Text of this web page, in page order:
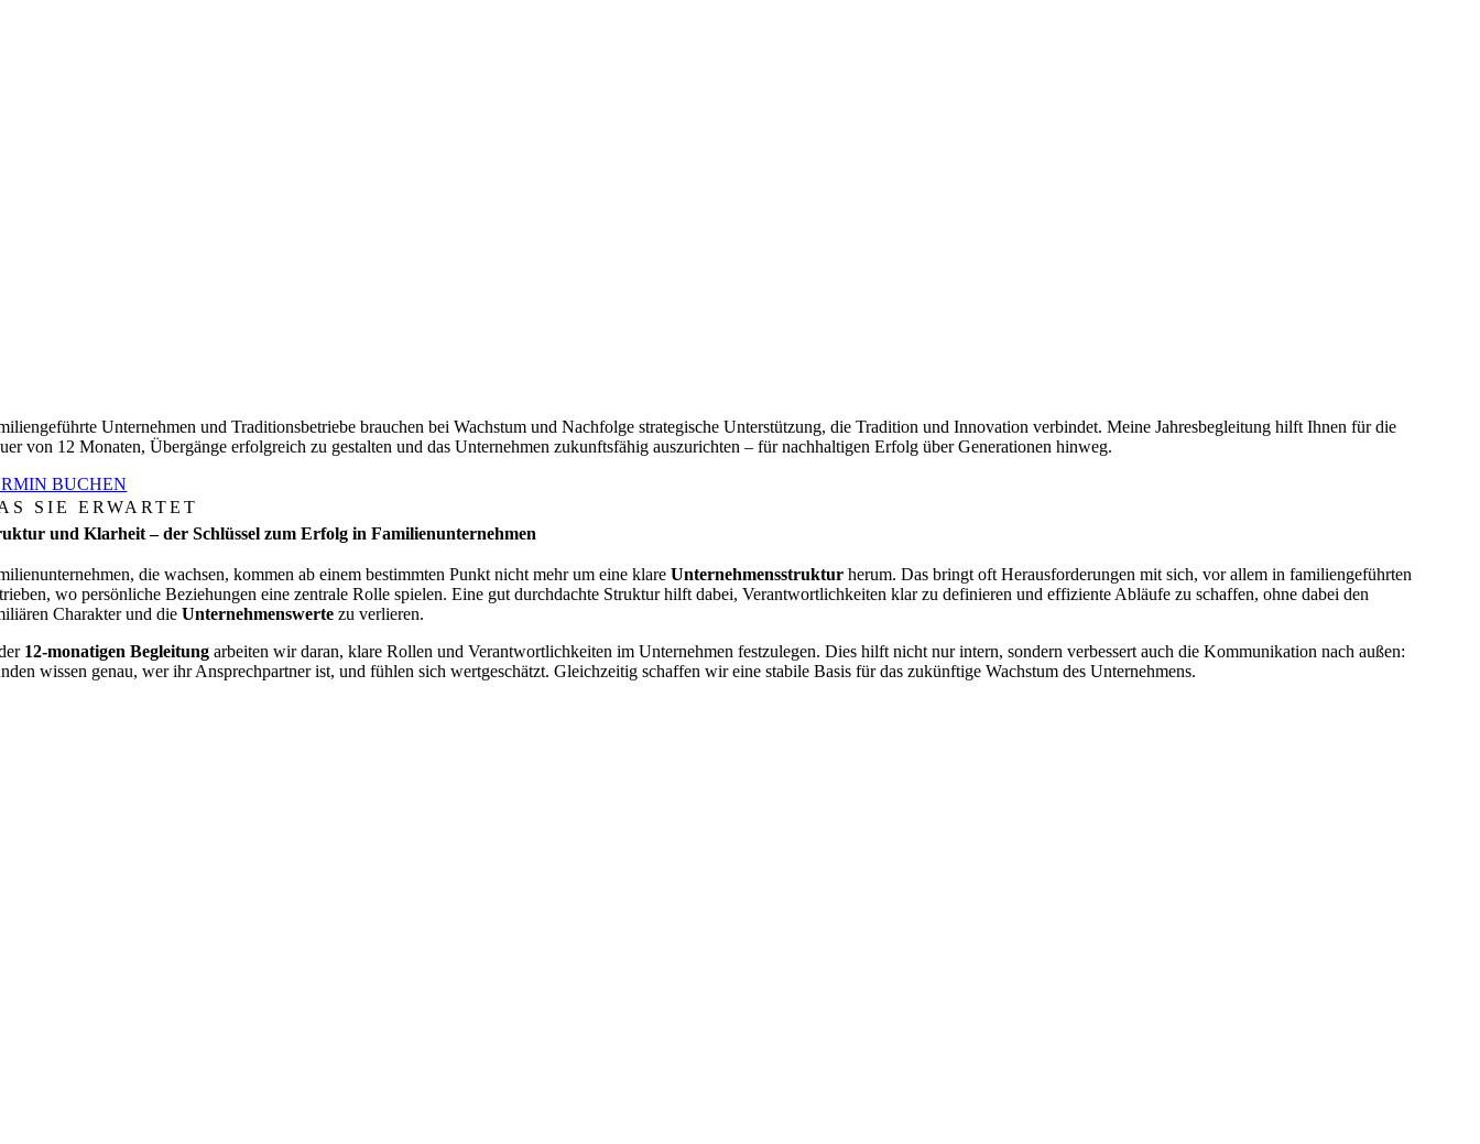
Unternehmen und Traditionsbetriebe brauchen bei Wachstum und Nachfolge strategische Unterstützung, die Tradition und Innovation verbindet. Meine Jahresbegleitung hilft Ihnen für die
von 12 Monaten, Übergänge erfolgreich zu gestalten und das Unternehmen zukunftsfähig auszurichten – für nachhaltigen Erfolg über Generationen hinweg.
BUCHEN
SIE ERWARTET
und Klarheit – der Schlüssel zum Erfolg in Familienunternehmen
die wachsen, kommen ab einem bestimmten Punkt nicht mehr um eine klareUnternehmensstruktur herum. Das bringt oft Herausforderungen mit sich, vor allem in familiengeführten
wo persönliche Beziehungen eine zentrale Rolle spielen. Eine gut durchdachte Struktur hilft dabei, Verantwortlichkeiten klar zu definieren und effiziente Abläufe zu schaffen, ohne dabei den
Charakter und dieUnternehmenswerte zu verlieren.
12-monatigen Begleitung arbeiten wir daran, klare Rollen und Verantwortlichkeiten im Unternehmen festzulegen. Dies hilft nicht nur intern, sondern verbessert auch die Kommunikation nach außen:
wissen genau, wer ihr Ansprechpartner ist, und fühlen sich wertgeschätzt. Gleichzeitig schaffen wir eine stabile Basis für das zukünftige Wachstum des Unternehmens.